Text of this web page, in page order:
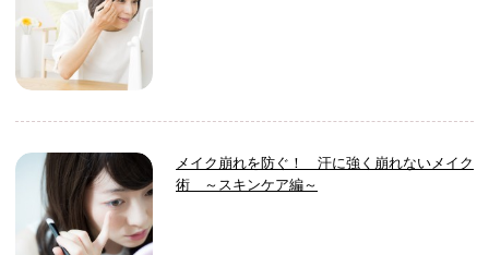
メイク崩れを防ぐ！ 汗に強く崩れないメイク
術 ～スキンケア編～